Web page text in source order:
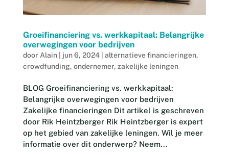
Groeifinanciering vs. werkkapitaal: Belangrijke
overwegingen voor bedrijven
door Alain| jun 6, 2024| alternatieve financieringen,
crowdfunding, ondernemer, zakelijke leningen
BLOG Groeifinanciering vs. werkkapitaal:
Belangrijke overwegingen voor bedrijven
Zakelijke financieringen Dit artikel is geschreven
door Rik Heintzberger Rik Heintzberger is expert
op het gebied van zakelijke leningen. Wil je meer
informatie over dit onderwerp? Neem...